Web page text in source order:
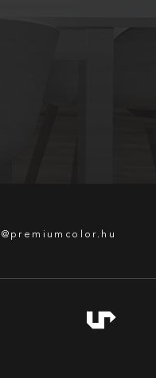
kat használunk a